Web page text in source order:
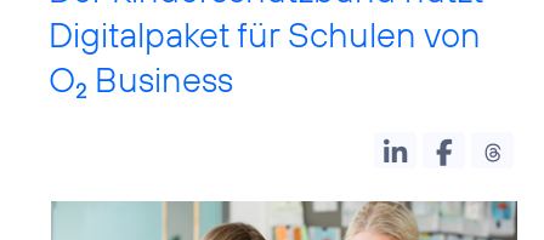
Digitalpaket für Schulen von
O2 Business